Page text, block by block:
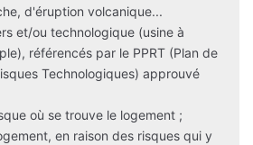
d'éruption volcanique...
et/ou technologique (usine à
référencés par le PPRT (Plan de
Technologiques) approuvé
où se trouve le logement ;
en raison des risques qui y